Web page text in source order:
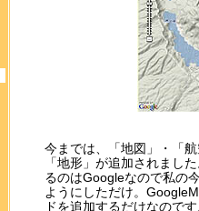
今までは、「地図」・「
「地形」が追加されまし
るのはGoogleなので私の
ようにしただけ。
ドを追加するだけなので